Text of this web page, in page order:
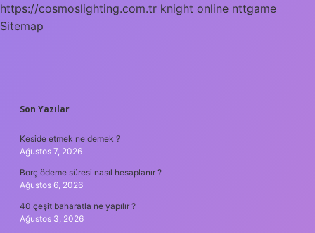
https://cosmoslighting.com.tr knight online nttgame
Sitemap
SIDEBAR
Son Yazılar
Keside etmek ne demek ?
Ağustos 7, 2026
Borç ödeme süresi nasıl hesaplanır ?
Ağustos 6, 2026
40 çeşit baharatla ne yapılır ?
Ağustos 3, 2026